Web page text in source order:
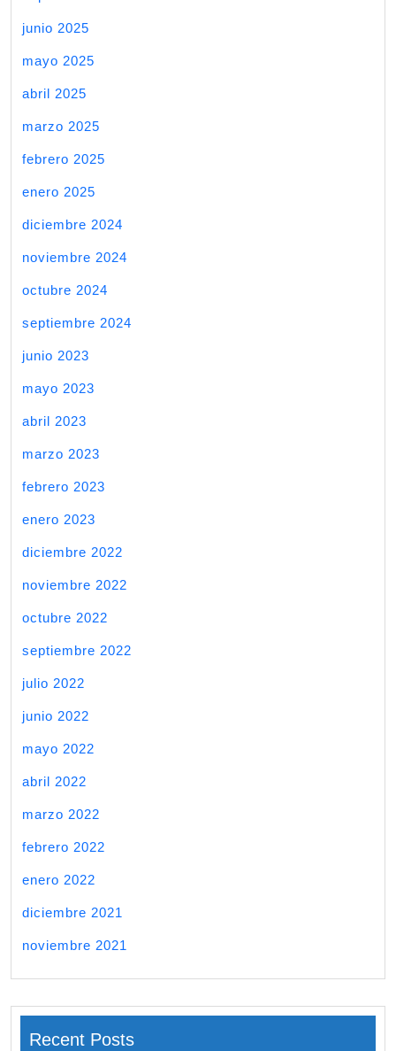
junio 2025
mayo 2025
abril 2025
marzo 2025
febrero 2025
enero 2025
diciembre 2024
noviembre 2024
octubre 2024
septiembre 2024
junio 2023
mayo 2023
abril 2023
marzo 2023
febrero 2023
enero 2023
diciembre 2022
noviembre 2022
octubre 2022
septiembre 2022
julio 2022
junio 2022
mayo 2022
abril 2022
marzo 2022
febrero 2022
enero 2022
diciembre 2021
noviembre 2021
Recent Posts